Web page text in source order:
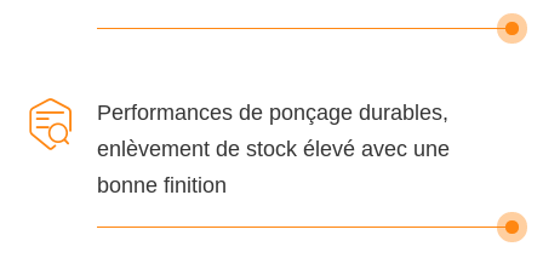

Performances de ponçage durables,
enlèvement de stock élevé avec une
bonne finition